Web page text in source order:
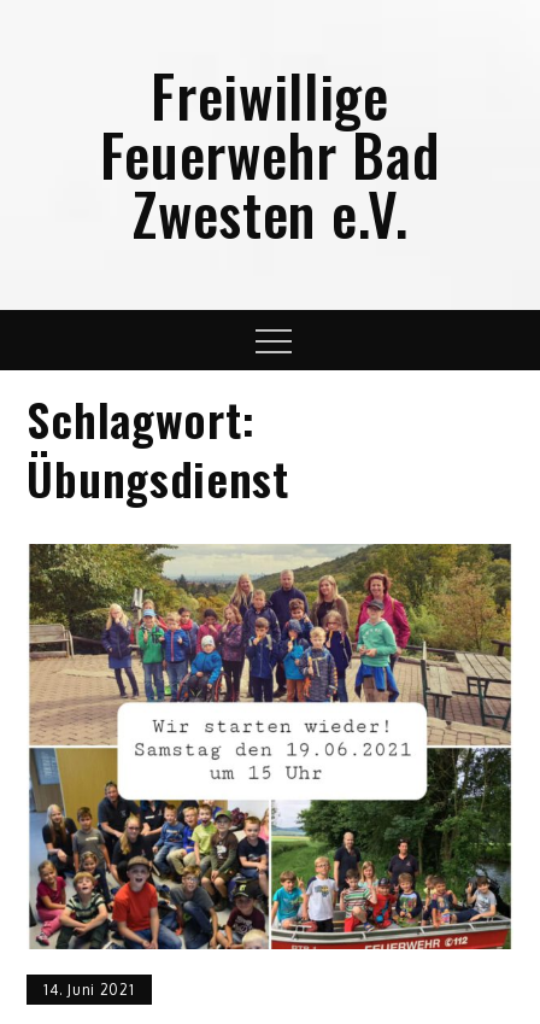
Freiwillige
Feuerwehr Bad
Zwesten e.V.
Menu
Schlagwort:
Übungsdienst
14. Juni 2021